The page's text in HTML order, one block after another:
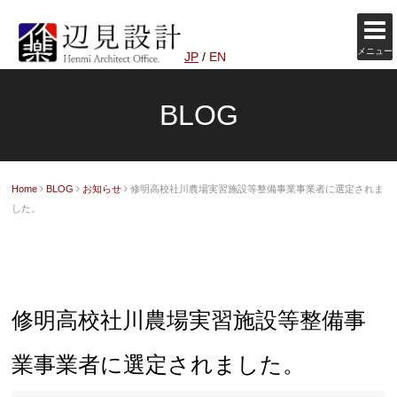
メニュー
JP / EN
BLOG
Home BLOG お知らせ
修明高校社川農場実習施設等整備事業事業者に選定されま
した。
修明高校社川農場実習施設等整備事
業事業者に選定されました。